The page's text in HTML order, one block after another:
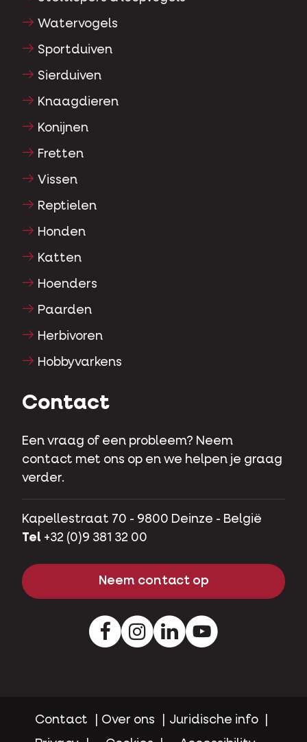
Watervogels
Sportduiven
Sierduiven
Knaagdieren
Konijnen
Fretten
Vissen
Reptielen
Honden
Katten
Hoenders
Paarden
Herbivoren
Hobbyvarkens
Contact
Een vraag of een probleem? Neem
contact met ons op en we helpen je graag
verder.
Kapellestraat 70 - 9800 Deinze - België
Tel +32 (0)9 381 32 00
Neem contact op
FacebookInstagramLinkedInYoutube
Contact Over ons
Juridische info